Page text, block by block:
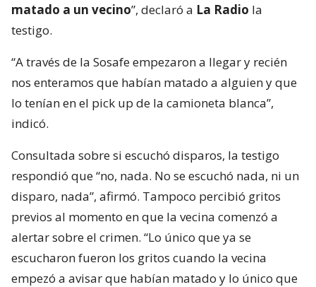
matado a un vecino”, declaró a La Radio la
testigo.
“A través de la Sosafe empezaron a llegar y recién
nos enteramos que habían matado a alguien y que
lo tenían en el pick up de la camioneta blanca”,
indicó.
Consultada sobre si escuchó disparos, la testigo
respondió que “no, nada. No se escuchó nada, ni un
disparo, nada”, afirmó. Tampoco percibió gritos
previos al momento en que la vecina comenzó a
alertar sobre el crimen. “Lo único que ya se
escucharon fueron los gritos cuando la vecina
empezó a avisar que habían matado y lo único que